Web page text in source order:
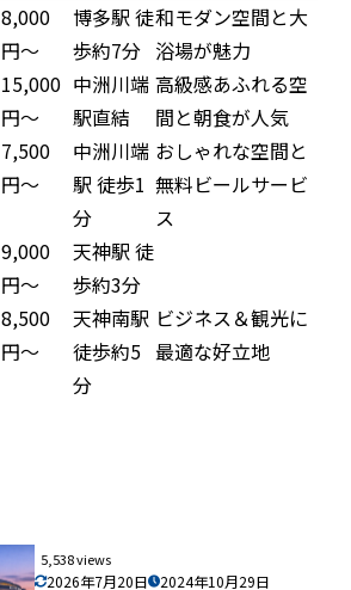
8,000
円〜
博多駅 徒
歩約7分
和モダン空間と大
浴場が魅力
15,000
円〜
中洲川端
駅直結
高級感あふれる空
間と朝食が人気
7,500
円〜
中洲川端
駅 徒歩1
分
おしゃれな空間と
無料ビールサービ
ス
9,000
円〜
天神駅 徒
歩約3分
8,500
円〜
天神南駅
徒歩約5
分
ビジネス＆観光に
最適な好立地
5,538 views
2026年7月20日 2024年10月29日